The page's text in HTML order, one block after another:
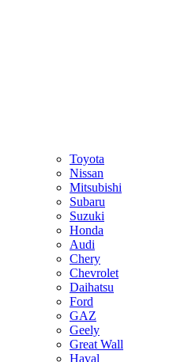
Toyota
Nissan
Mitsubishi
Subaru
Suzuki
Honda
Audi
Chery
Chevrolet
Daihatsu
Ford
GAZ
Geely
Great Wall
Haval